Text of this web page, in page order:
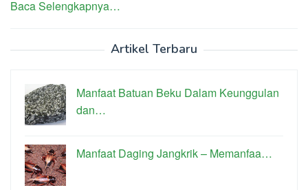
Baca Selengkapnya…
Artikel Terbaru
Manfaat Batuan Beku Dalam Keunggulan
dan…
Manfaat Daging Jangkrik – Memanfaa…